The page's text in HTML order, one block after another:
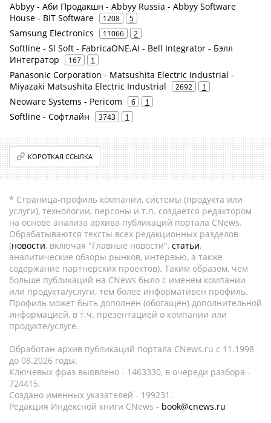
Abbyy - Аби Продакшн - Abbyy Russia - Abbyy Software
House - BIT Software
1208 5
Samsung Electronics 11066 2
Softline - Sl Soft - FabricaONE.AI - Bell Integrator - Бэлл
Интегратор
167 1
Panasonic Corporation - Matsushita Electric Industrial -
Miyazaki Matsushita Electric Industrial
2692 1
Neoware Systems - Pericom 6 1
Softline - Софтлайн 3743 1
КОРОТКАЯ ССЫЛКА
* Страница-профиль компании, системы (продукта или
услуги), технологии, персоны и т.п. создается редактором
на основе анализа архива публикаций портала CNews.
Обрабатываются тексты всех редакционных разделов
(новости, включая "Главные новости", статьи,
аналитические обзоры рынков, интервью, а также
содержание партнёрских проектов). Таким образом, чем
больше публикаций на CNews было с именем компании
или продукта/услуги, тем более информативен профиль.
Профиль может быть дополнен (обогащен) дополнительной
информацией, в т.ч. презентацией о компании или
продукте/услуге.
Обработан архив публикаций портала CNews.ru c 11.1998
до 08.2026 годы.
Ключевых фраз выявлено - 1463330, в очереди разбора -
724415.
Создано именных указателей - 199231.
Редакция Индексной книги CNews - book@cnews.ru